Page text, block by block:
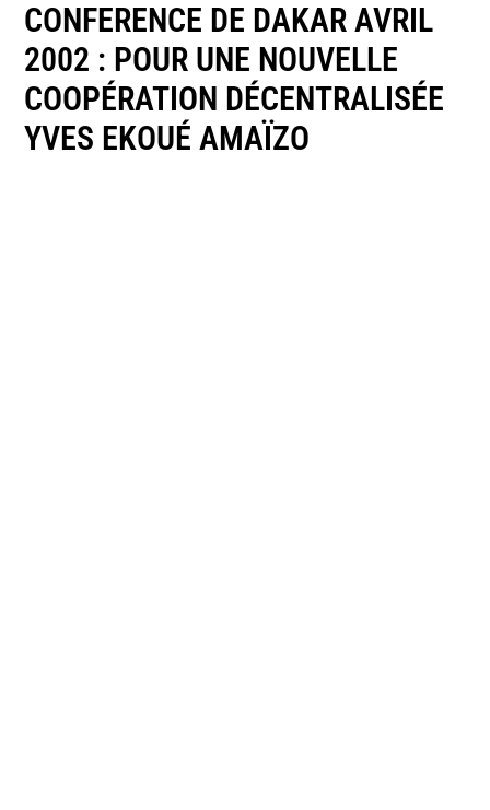
CONFERENCE DE DAKAR AVRIL
2002 : POUR UNE NOUVELLE
COOPÉRATION DÉCENTRALISÉE
YVES EKOUÉ AMAÏZO